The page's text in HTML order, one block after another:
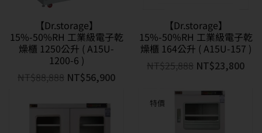
【Dr.storage】
15%-50%RH 工業級電子乾
燥櫃 1250公升 ( A15U-
1200-6 )
NT$88,888 NT$56,900
【Dr.storage】
15%-50%RH 工業級電子乾
燥櫃 164公升 ( A15U-157 )
NT$25,888 NT$23,800
特價